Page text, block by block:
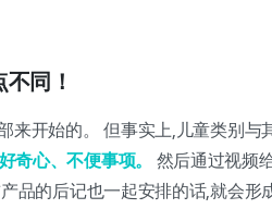
同！
开始的。 但事实上,儿童类别与
奇心、不便事项。
然后通过视频
品的后记也一起安排的话,就会形